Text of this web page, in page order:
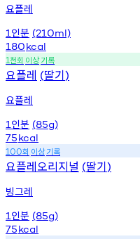
요플레
1 인분 (210ml)
180kcal
1천회 이상기록
요플레 (딸기)
요플레
1 인분 (85g)
75kcal
100회 이상기록
요플레오리지널 (딸기)
빙그레
1 인분 (85g)
75kcal